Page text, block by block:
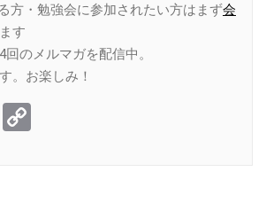
方・勉強会に参加されたい方はまず会
す
のメルマガを配信中。
。お楽しみ！
Line